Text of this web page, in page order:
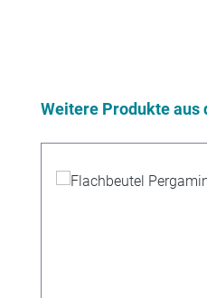
Produktgalerie
Weitere Produkte aus